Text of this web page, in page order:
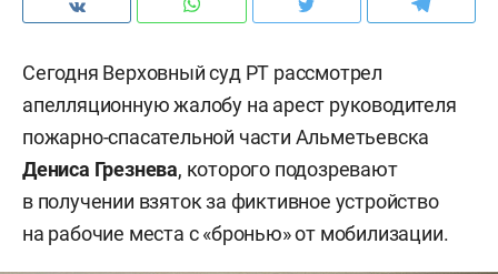
Сегодня Верховный суд РТ рассмотрел
апелляционную жалобу на арест руководителя
пожарно-спасательной части Альметьевска
Дениса Грезнева, которого подозревают
в получении взяток за фиктивное устройство
на рабочие места с «бронью» от мобилизации.